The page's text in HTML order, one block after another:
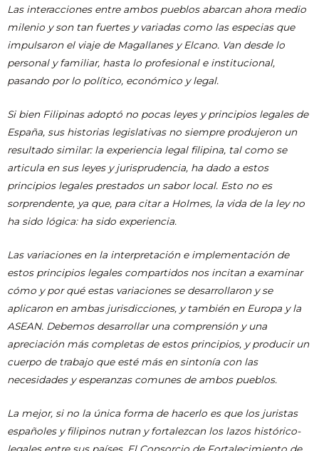
Las interacciones entre ambos pueblos abarcan ahora medio
milenio y son tan fuertes y variadas como las especias que
impulsaron el viaje de Magallanes y Elcano. Van desde lo
personal y familiar, hasta lo profesional e institucional,
pasando por lo político, económico y legal.
Si bien Filipinas adoptó no pocas leyes y principios legales de
España, sus historias legislativas no siempre produjeron un
resultado similar: la experiencia legal filipina, tal como se
articula en sus leyes y jurisprudencia, ha dado a estos
principios legales prestados un sabor local. Esto no es
sorprendente, ya que, para citar a Holmes, la vida de la ley no
ha sido lógica: ha sido experiencia.
Las variaciones en la interpretación e implementación de
estos principios legales compartidos nos incitan a examinar
cómo y por qué estas variaciones se desarrollaron y se
aplicaron en ambas jurisdicciones, y también en Europa y la
ASEAN. Debemos desarrollar una comprensión y una
apreciación más completas de estos principios, y producir un
cuerpo de trabajo que esté más en sintonía con las
necesidades y esperanzas comunes de ambos pueblos.
La mejor, si no la única forma de hacerlo es que los juristas
españoles y filipinos nutran y fortalezcan los lazos histórico-